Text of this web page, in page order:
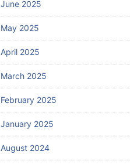
June 2025
May 2025
April 2025
March 2025
February 2025
January 2025
August 2024